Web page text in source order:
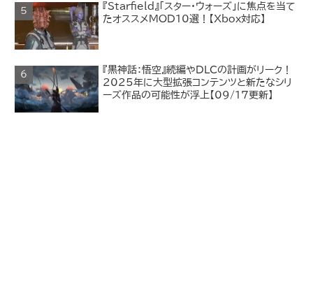
『Starfield』「スター・ウォーズ」に焦点を当て
たオススメMOD10選！【Xbox対応】
『黒神話：悟空』続編やDLCの計画がリーク！
2025年に大型拡張コンテンツと新たなシリ
ーズ作品の可能性が浮上【09/17更新】